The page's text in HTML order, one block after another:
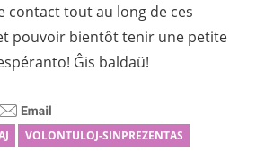
contact tout au long de ces
pouvoir bientôt tenir une petite
Ĝis baldaŭ!
VOLONTULOJ-SINPREZENTAS